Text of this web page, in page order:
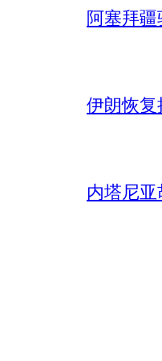
阿塞拜
伊朗恢复
内塔尼